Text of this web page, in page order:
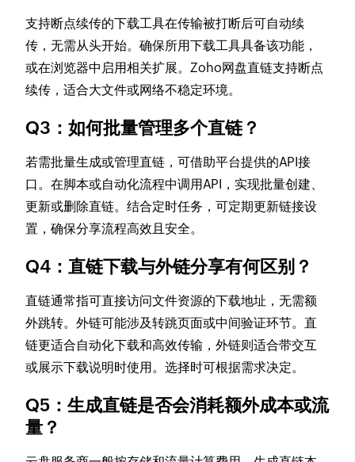
支持断点续传的下载工具在传输被打断后可自动续
传，无需从头开始。确保所用下载工具具备该功能，
或在浏览器中启用相关扩展。Zoho网盘直链支持断点
续传，适合大文件或网络不稳定环境。
Q3：如何批量管理多个直链？
若需批量生成或管理直链，可借助平台提供的API接
口。在脚本或自动化流程中调用API，实现批量创建、
更新或删除直链。结合定时任务，可定期更新链接设
置，确保分享流程高效且安全。
Q4：直链下载与外链分享有何区别？
直链通常指可直接访问文件资源的下载地址，无需额
外跳转。外链可能涉及转跳页面或中间验证环节。直
链更适合自动化下载和高效传输，外链则适合带交互
或展示下载说明时使用。选择时可根据需求决定。
Q5：生成直链是否会消耗额外成本或流
量？